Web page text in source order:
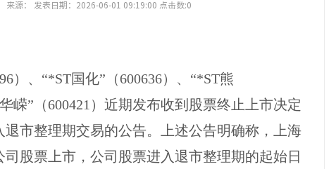
来源： 发表日期：2026-06-01 09:19:00 点击数:0
）、“*ST国化”（600636）、“*ST熊
嵘”（600421）近期发布收到股票终止上市决定
退市整理期交易的公告。上述公告明确称，上海
股票上市，公司股票进入退市整理期的起始日